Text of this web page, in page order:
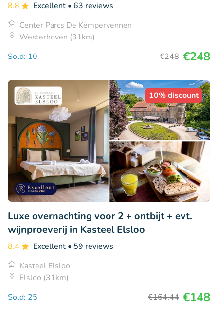
8.8 Excellent • 63 reviews
Center Parcs De Kempervennen
Westerhoven (31km)
Sold: 10
€248 €248
10% discount
Luxe overnachting voor 2 + ontbijt + evt.
wijnproeverij in Kasteel Elsloo
8.4 Excellent • 59 reviews
Kasteel Elsloo
Elsloo (31km)
Sold: 25
€164,44 €148